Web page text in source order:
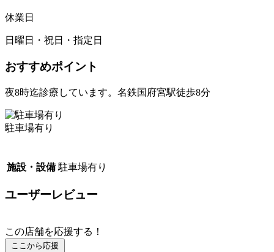
休業日
日曜日・祝日・指定日
おすすめポイント
夜8時迄診療しています。名鉄国府宮駅徒歩8分
駐車場有り
施設・設備 駐車場有り
ユーザーレビュー
この店舗を応援する！
ここから応援